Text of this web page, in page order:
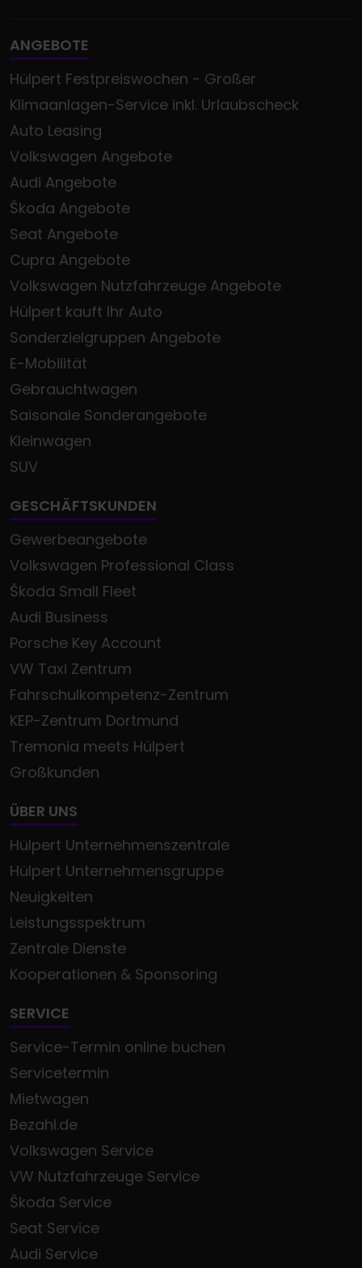
ANGEBOTE
Hülpert Festpreiswochen - Großer
Klimaanlagen-Service inkl. Urlaubscheck
Auto Leasing
Volkswagen Angebote
Audi Angebote
Škoda Angebote
Seat Angebote
Cupra Angebote
Volkswagen Nutzfahrzeuge Angebote
Hülpert kauft Ihr Auto
Sonderzielgruppen Angebote
E-Mobilität
Gebrauchtwagen
Saisonale Sonderangebote
Kleinwagen
SUV
GESCHÄFTSKUNDEN
Gewerbeangebote
Volkswagen Professional Class
Škoda Small Fleet
Audi Business
Porsche Key Account
VW Taxi Zentrum
Fahrschulkompetenz-Zentrum
KEP-Zentrum Dortmund
Tremonia meets Hülpert
Großkunden
ÜBER UNS
Hülpert Unternehmenszentrale
Hülpert Unternehmensgruppe
Neuigkeiten
Leistungsspektrum
Zentrale Dienste
Kooperationen & Sponsoring
SERVICE
Service-Termin online buchen
Servicetermin
Mietwagen
Bezahl.de
Volkswagen Service
VW Nutzfahrzeuge Service
Škoda Service
Seat Service
Audi Service